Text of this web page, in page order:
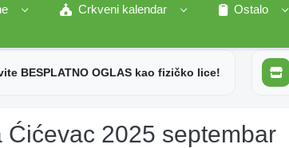
Crkveni kalendar
Ostalo
BESPLATNO OGLAS kao fizičko lice!
Ćićevac 2025 septembar